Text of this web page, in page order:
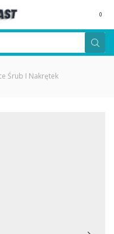
0
Śrub I Nakrętek